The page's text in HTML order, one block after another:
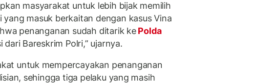
masyarakat untuk lebih bijak memilih
yang masuk berkaitan dengan kasus Vina
penanganan sudah ditarik kePolda
dari Bareskrim Polri,” ujarnya.
untuk mempercayakan penanganan
sehingga tiga pelaku yang masih